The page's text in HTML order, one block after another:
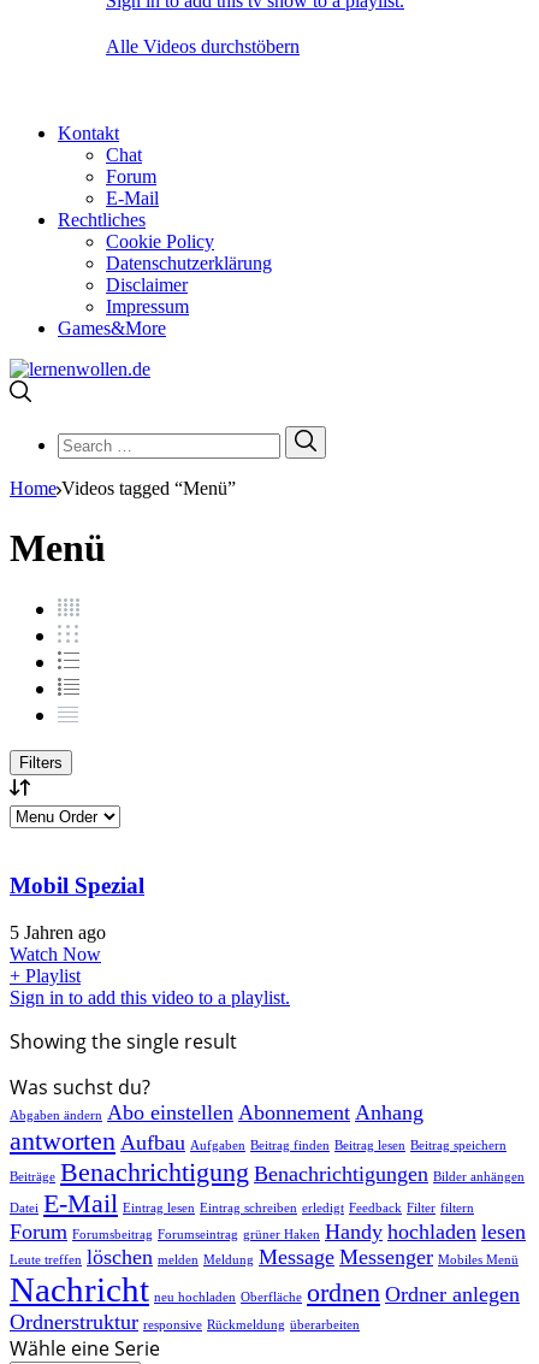
Alle Videos durchstöbern
Kontakt
Chat
Forum
E-Mail
Rechtliches
Cookie Policy
Datenschutzerklärung
Disclaimer
Impressum
Games&More
Search
for:
Home Videos tagged “Menü”
Menü
Filters
Mobil Spezial
5 Jahren ago
Watch Now
+ Playlist
Sign in to add this video to a playlist.
Showing the single result
Was suchst du?
Abgaben ändern Abo einstellen Abonnement Anhang
antworten Aufbau Aufgaben Beitrag finden Beitrag lesen Beitrag speichern
Beiträge Benachrichtigung Benachrichtigungen Bilder anhängen
Datei E-Mail Eintrag lesen Eintrag schreiben erledigt Feedback Filter filtern
Forum Forumsbeitrag Forumseintrag grüner Haken Handy hochladen lesen
Leute treffen löschen melden Meldung Message Messenger Mobiles Menü
Nachricht neu hochladen Oberfläche ordnen Ordner anlegen
Ordnerstruktur responsive Rückmeldung überarbeiten
Wähle eine Serie